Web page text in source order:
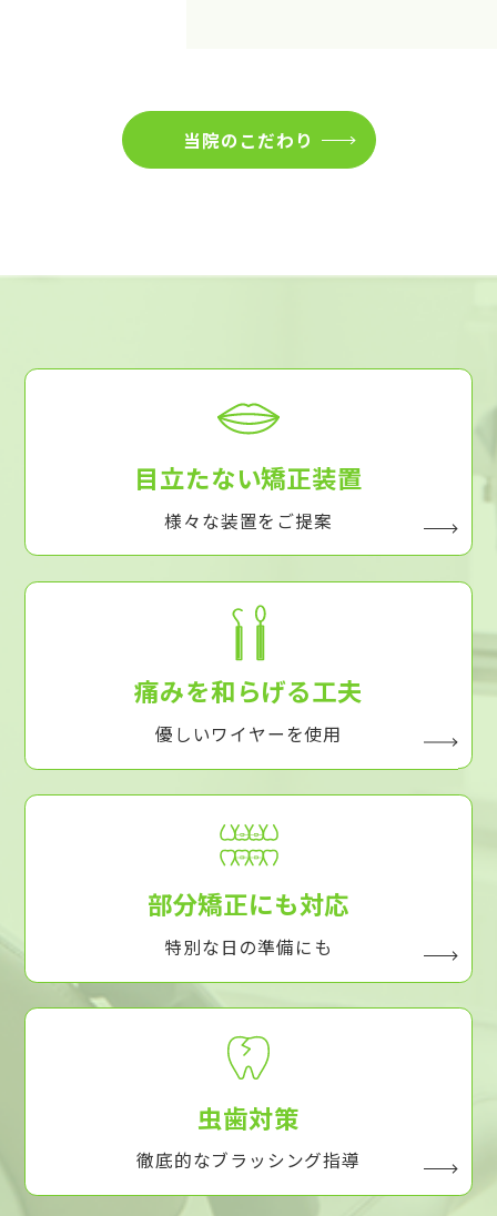
当院のこだわり
目立たない矯正装置
様々な装置をご提案
痛みを和らげる工夫
優しいワイヤーを使用
部分矯正にも対応
特別な日の準備にも
虫歯対策
徹底的なブラッシング指導